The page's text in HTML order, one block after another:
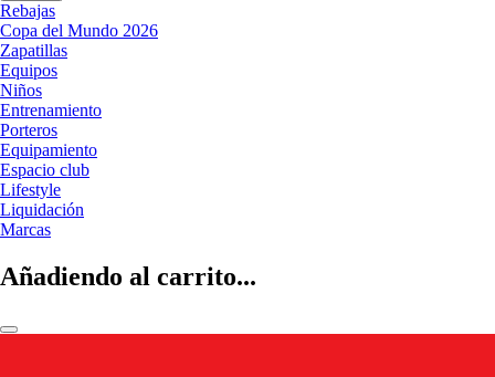
Rebajas
Copa del Mundo 2026
Zapatillas
Equipos
Niños
Entrenamiento
Porteros
Equipamiento
Espacio club
Lifestyle
Liquidación
Marcas
Añadiendo al carrito...